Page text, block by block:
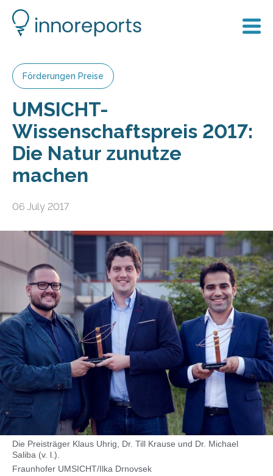
Förderungen Preise
UMSICHT-
Wissenschaftspreis 2017:
Die Natur zunutze
machen
06 July 2017
Die Preisträger Klaus Uhrig, Dr. Till Krause und Dr. Michael
Saliba (v. l.).
Fraunhofer UMSICHT/Ilka Drnovsek